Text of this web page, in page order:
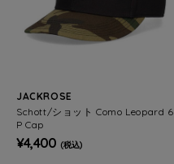
JACKROSE
Schott/ショット Como Leopard 6
P Cap
¥4,400 (税込)